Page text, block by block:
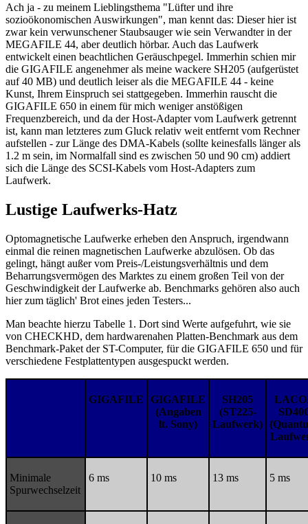
Ach ja - zu meinem Lieblingsthema "Lüfter und ihre
sozioökonomischen Auswirkungen", man kennt das: Dieser hier ist
zwar kein verwunschener Staubsauger wie sein Verwandter in der
MEGAFILE 44, aber deutlich hörbar. Auch das Laufwerk
entwickelt einen beachtlichen Geräuschpegel. Immerhin schien mir
die GIGAFILE angenehmer als meine wackere SH205 (aufgerüstet
auf 40 MB) und deutlich leiser als die MEGAFILE 44 - keine
Kunst, Ihrem Einspruch sei stattgegeben. Immerhin rauscht die
GIGAFILE 650 in einem für mich weniger anstößigen
Frequenzbereich, und da der Host-Adapter vom Laufwerk getrennt
ist, kann man letzteres zum Gluck relativ weit entfernt vom Rechner
aufstellen - zur Länge des DMA-Kabels (sollte keinesfalls länger als
1.2 m sein, im Normalfall sind es zwischen 50 und 90 cm) addiert
sich die Länge des SCSI-Kabels vom Host-Adapters zum
Laufwerk.
Lustige Laufwerks-Hatz
Optomagnetische Laufwerke erheben den Anspruch, irgendwann
einmal die reinen magnetischen Laufwerke abzulösen. Ob das
gelingt, hängt außer vom Preis-/Leistungsverhältnis und dem
Beharrungsvermögen des Marktes zu einem großen Teil von der
Geschwindigkeit der Laufwerke ab. Benchmarks gehören also auch
hier zum täglich' Brot eines jeden Testers...
Man beachte hierzu Tabelle 1. Dort sind Werte aufgefuhrt, wie sie
von CHECKHD, dem hardwarenahen Platten-Benchmark aus dem
Benchmark-Paket der ST-Computer, für die GIGAFILE 650 und für
verschiedene Festplattentypen ausgespuckt werden.
GIGAFILE
GIGAFILE
(Angaben
lt. Sony)
SH205
(ST225-
Laufwerk)
Minimale
Spurwechselzeit
6 ms 10 ms 13 ms 5 ms